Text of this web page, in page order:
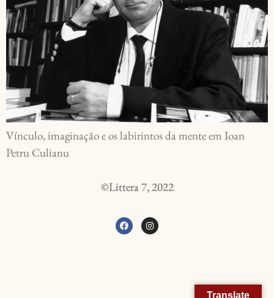
Vínculo, imaginação e os labirintos da mente em Ioan
Petru Culianu
©Littera 7, 2022
Translate